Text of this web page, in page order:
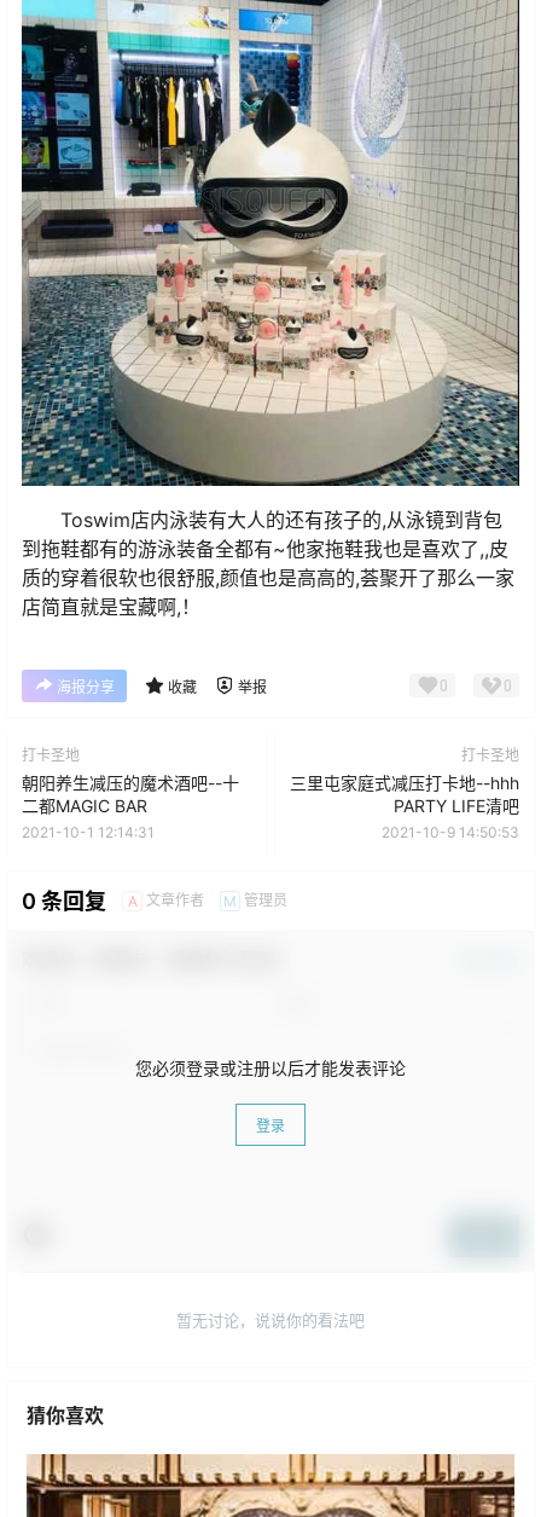
Toswim店内泳装有大人的还有孩子的,从泳镜到背包
到拖鞋都有的游泳装备全都有~他家拖鞋我也是喜欢了,,皮
质的穿着很软也很舒服,颜值也是高高的,荟聚开了那么一家
店简直就是宝藏啊,！
海报分享 收藏 举报 0 0
打卡圣地
朝阳养生减压的魔术酒吧--十
二都MAGIC BAR
2021-10-1 12:14:31
打卡圣地
三里屯家庭式减压打卡地--hhh
PARTY LIFE清吧
2021-10-9 14:50:53
0 条回复 A 文章作者 M 管理员
您必须登录或注册以后才能发表评论
登录
暂无讨论，说说你的看法吧
猜你喜欢